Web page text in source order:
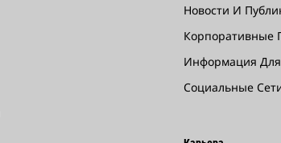
Новости И
Корпоративные
Информация
Социальные